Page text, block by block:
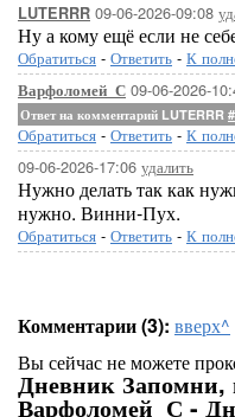
LUTERRR 09-06-2026-09:08
Ну а кому ещё если не
Обратиться - Ответить - К
Варфоломей_С 09-06-2026-
Ответ на комментарий LUTERRR #
Обратиться - Ответить - К
09-06-2026-17:06 удалить
Нужно делать так как
нужно. Винни-Пух.
Обратиться - Ответить - К
Комментарии (3): вверх^
Вы сейчас не можете
Дневник Запомни,
Варфоломей_С -